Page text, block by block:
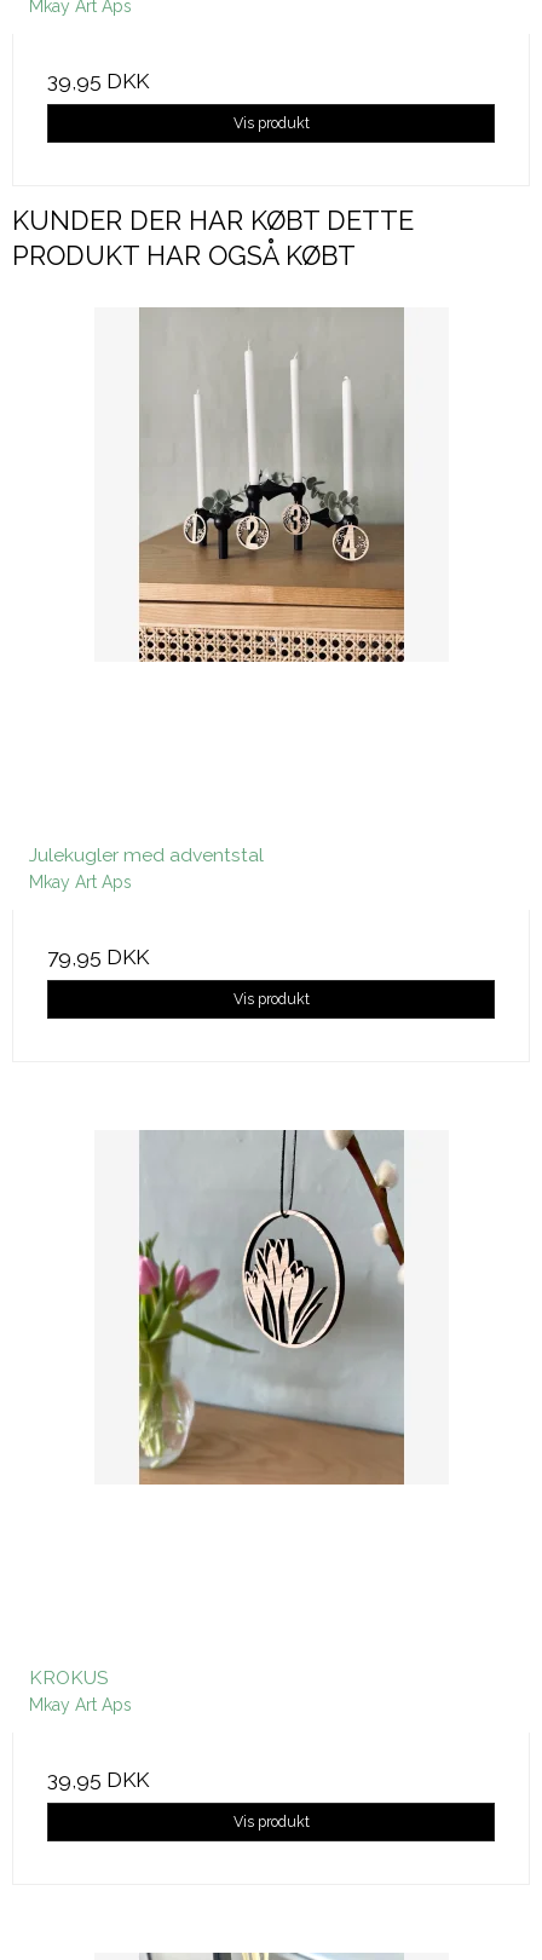
Mkay Art Aps
39,95 DKK
Vis produkt
KUNDER DER HAR KØBT DETTE
PRODUKT HAR OGSÅ KØBT
Julekugler med adventstal
Mkay Art Aps
79,95 DKK
Vis produkt
KROKUS
Mkay Art Aps
39,95 DKK
Vis produkt